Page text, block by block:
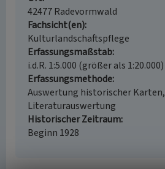
42477 Radevormwald
Fachsicht(en)
Kulturlandschaftspflege
Erfassungsmaßstab
i.d.R. 1:5.000 (größer als 1:20.000)
Erfassungsmethode
Auswertung historischer Karten,
Literaturauswertung
Historischer Zeitraum
Beginn 1928